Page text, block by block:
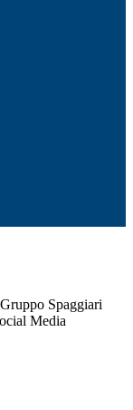
Spaggiari
Media